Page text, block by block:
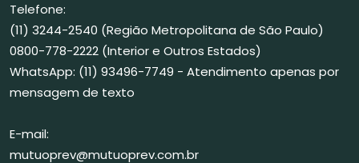
Telefone:
(11) 3244-2540 (Região Metropolitana de São Paulo)
0800-778-2222 (Interior e Outros Estados)
WhatsApp: (11) 93496-7749 - Atendimento apenas por
mensagem de texto
E-mail:
mutuoprev@mutuoprev.com.br